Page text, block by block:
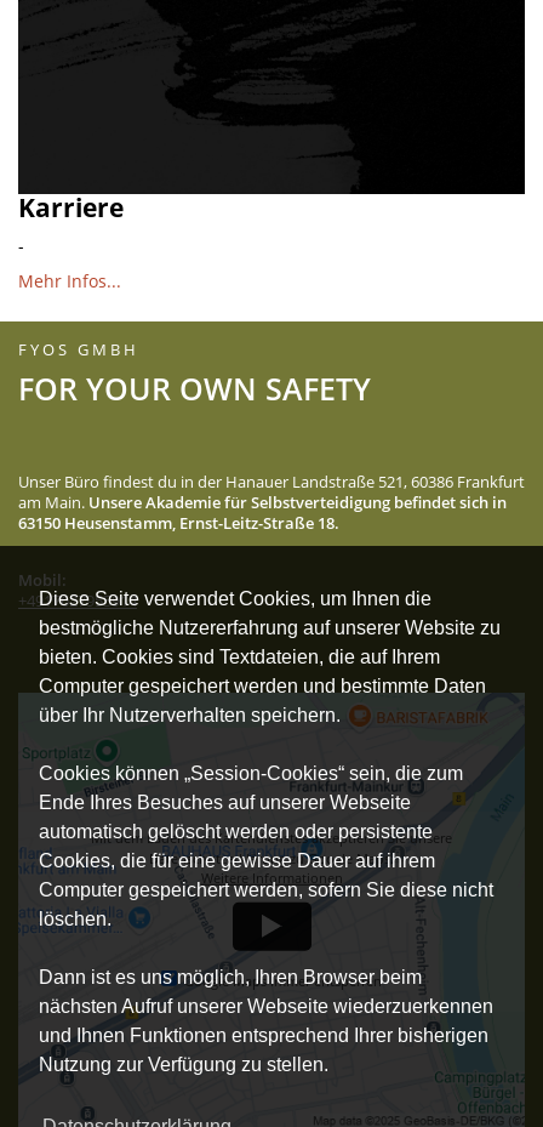
Diese Seite verwendet Cookies, um Ihnen die
bestmögliche Nutzererfahrung auf unserer Website zu
bieten. Cookies sind Textdateien, die auf Ihrem
Computer gespeichert werden und bestimmte Daten
über Ihr Nutzerverhalten speichern.
Cookies können „Session-Cookies“ sein, die zum
Ende Ihres Besuches auf unserer Webseite
automatisch gelöscht werden oder persistente
Cookies, die für eine gewisse Dauer auf ihrem
Computer gespeichert werden, sofern Sie diese nicht
löschen.
Dann ist es uns möglich, Ihren Browser beim
nächsten Aufruf unserer Webseite wiederzuerkennen
und Ihnen Funktionen entsprechend Ihrer bisherigen
Nutzung zur Verfügung zu stellen.
Karriere
-
Mehr Infos...
FYOS GMBH
FOR YOUR OWN SAFETY
Unser Büro findest du in der Hanauer Landstraße 521, 60386 Frankfurt
am Main. Unsere Akademie für Selbstverteidigung befindet sich in
63150 Heusenstamm, Ernst-Leitz-Straße 18.
Mobil:
+4917627955914
Mit dem Laden des Kartendienstes akzeptieren Sie unsere
Datenschutzerklärung zu Google Maps.
Weitere Informationen
Google Maps immer entsperren